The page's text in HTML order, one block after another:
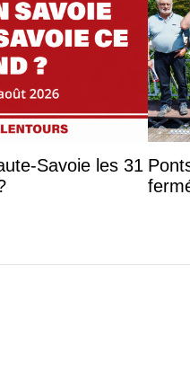
Savoie les 31
2 août ?